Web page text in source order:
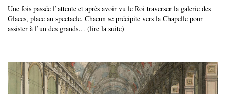
Une fois passée l’attente et après avoir vu le Roi traverser la galerie des
Glaces, place au spectacle. Chacun se précipite vers la Chapelle pour
assister à l’un des grands… (lire la suite)